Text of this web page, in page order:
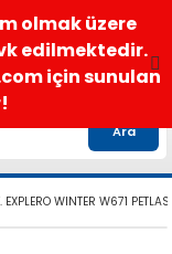
Ara
WINTER W671 PETLAS
olmak üzere
edilmektedir.
için sunulan